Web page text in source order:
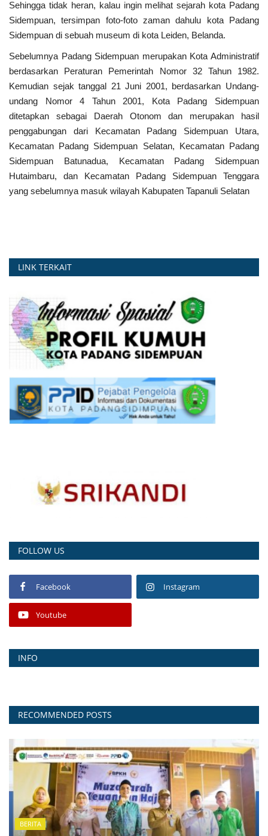
Language
English INDONESIA INDONESIA
Sehingga tidak heran, kalau ingin melihat sejarah kota Padang
Sidempuan, tersimpan foto-foto zaman dahulu kota Padang
Sidempuan di sebuah museum di kota Leiden, Belanda.
Sebelumnya Padang Sidempuan merupakan Kota Administratif
berdasarkan Peraturan Pemerintah Nomor 32 Tahun 1982.
Kemudian sejak tanggal 21 Juni 2001, berdasarkan Undang-
undang Nomor 4 Tahun 2001, Kota Padang Sidempuan
ditetapkan sebagai Daerah Otonom dan merupakan hasil
penggabungan dari Kecamatan Padang Sidempuan Utara,
Kecamatan Padang Sidempuan Selatan, Kecamatan Padang
Sidempuan Batunadua, Kecamatan Padang Sidempuan
Hutaimbaru, dan Kecamatan Padang Sidempuan Tenggara
yang sebelumnya masuk wilayah Kabupaten Tapanuli Selatan
LINK TERKAIT
FOLLOW US
Facebook Instagram
Youtube
INFO
RECOMMENDED POSTS
BERITA